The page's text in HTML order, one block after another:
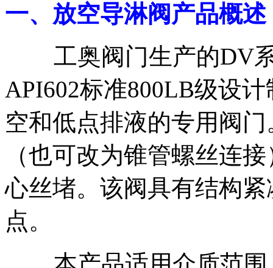
一、放空导淋阀产品概述
工奥阀门生产的DV
API602标准800LB级设
空和低点排液的专用阀
（也可改为锥管螺丝连
心丝堵。该阀具有结构
点。